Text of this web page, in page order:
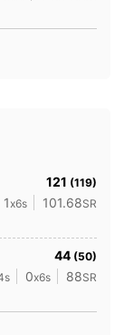
121 (119)
1x6s 101.68SR
44 (50)
0x6s 88SR